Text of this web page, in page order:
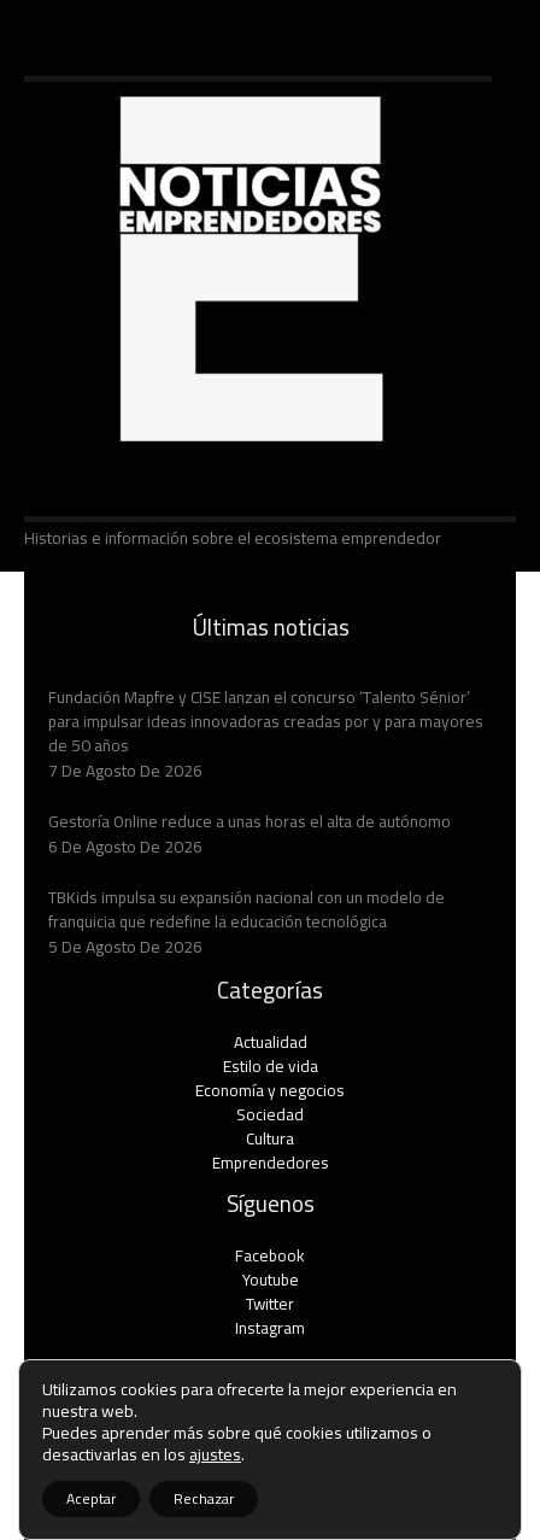
Historias e información sobre el ecosistema emprendedor
Últimas noticias
Fundación Mapfre y CISE lanzan el concurso ‘Talento Sénior’
para impulsar ideas innovadoras creadas por y para mayores
de 50 años
7 De Agosto De 2026
Gestoría Online reduce a unas horas el alta de autónomo
6 De Agosto De 2026
TBKids impulsa su expansión nacional con un modelo de
franquicia que redefine la educación tecnológica
5 De Agosto De 2026
Categorías
Actualidad
Estilo de vida
Economía y negocios​
Sociedad
Cultura
Emprendedores
Síguenos
Facebook
Youtube
Twitter
Instagram
Copyright © Todos los derechos reservados -
noticiasemprendedores.es
Política de privacidad
Utilizamos cookies para ofrecerte la mejor experiencia en
nuestra web.
Puedes aprender más sobre qué cookies utilizamos o
desactivarlas en losajustes.
Aceptar Rechazar